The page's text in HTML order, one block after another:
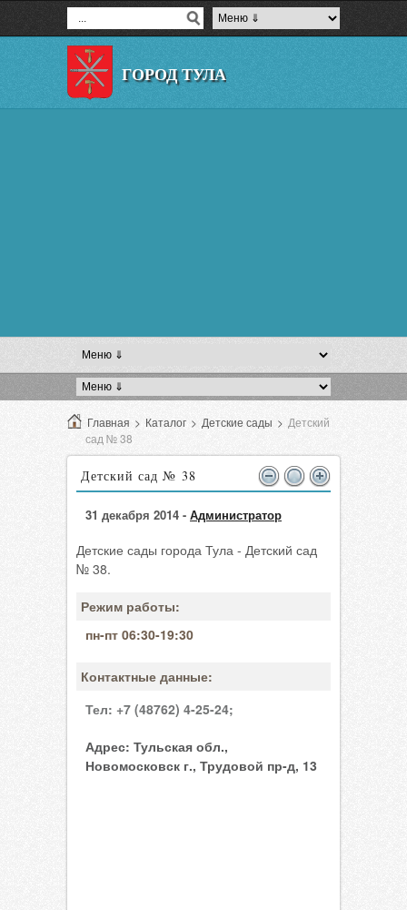
ГОРОД ТУЛА
Главная > Каталог > Детские сады > Детский
сад № 38
Детский сад № 38
31 декабря 2014 - Администратор
Детские сады города Тула - Детский сад
№ 38.
Режим работы:
пн-пт 06:30-19:30
Контактные данные:
Тел: +7 (48762) 4-25-24;
Адрес: Тульская обл.,
Новомосковск г., Трудовой пр-д, 13